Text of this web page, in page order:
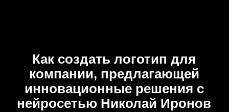
Как создать логотип для
компании, предлагающей
инновационные решения с
нейросетью Николай Иронов